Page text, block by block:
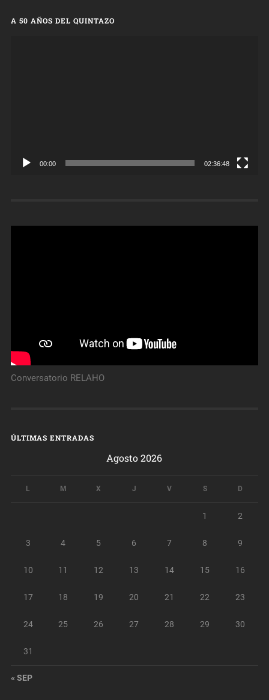
A 50 AÑOS DEL QUINTAZO
00:00 02:36:48
Conversatorio RELAHO
ÚLTIMAS ENTRADAS
Agosto 2026
L M X J V S D
1 2
3 4 5 6 7 8 9
10 11 12 13 14 15 16
17 18 19 20 21 22 23
24 25 26 27 28 29 30
31
« SEP